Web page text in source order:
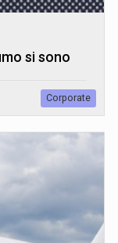
si sono
Corporate